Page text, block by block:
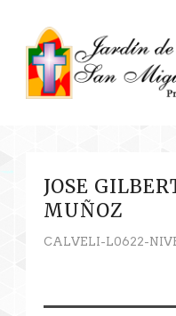
JOSE
MUÑOZ
CALVELI-L0622-